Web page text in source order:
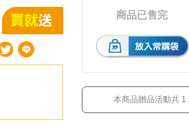
商品已售完
本商品贈品活動共